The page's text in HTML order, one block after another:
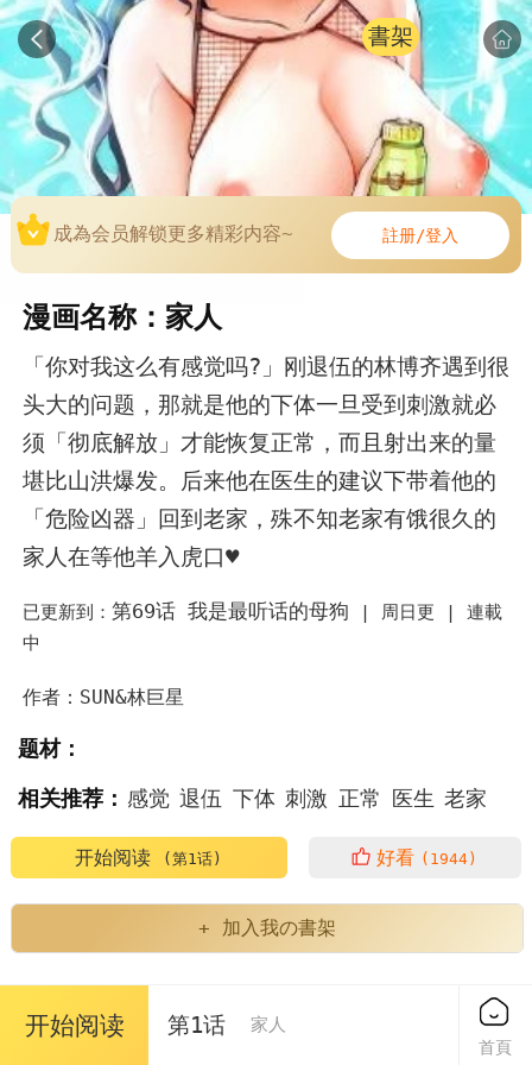
書架
成為会员解锁更多精彩内容~ 註册/登入
漫画名称：家人
「你对我这么有感觉吗?」刚退伍的林博齐遇到很
头大的问题，那就是他的下体一旦受到刺激就必
须「彻底解放」才能恢复正常，而且射出来的量
堪比山洪爆发。后来他在医生的建议下带着他的
「危险凶器」回到老家，殊不知老家有饿很久的
家人在等他羊入虎口♥
已更新到： 第69话 我是最听话的母狗 | 周日更 | 連載
中
作者：SUN&林巨星
题材：
相关推荐： 感觉 退伍 下体 刺激 正常 医生 老家
羊入虎口
开始阅读 (第1话) 好看 (1944)
+ 加入我の書架
正序
开始阅读 第1话 家人
首頁